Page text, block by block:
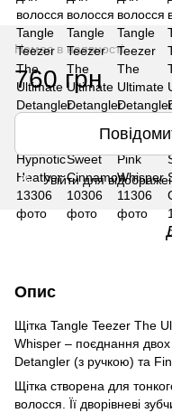
Немає в наявності
760 грн
% Увійтидля
Опис
Щітка Tangle Teezer The
Whisper – поєднання
Detangler (з ручкою) та
Щітка створена для
волосся. Її дворівневі